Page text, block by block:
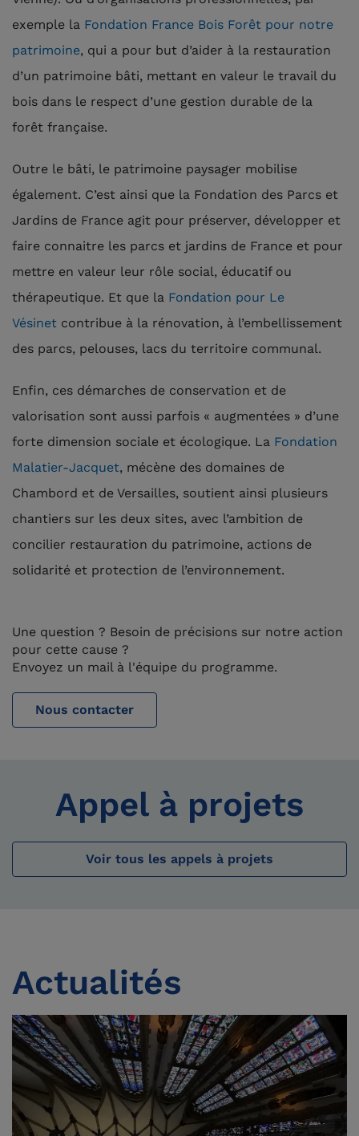
exemple la Fondation France Bois Forêt pour notre
patrimoine, qui a pour but d’aider à la restauration
d’un patrimoine bâti, mettant en valeur le travail du
bois dans le respect d’une gestion durable de la
forêt française.
Outre le bâti, le patrimoine paysager mobilise
également. C’est ainsi que la Fondation des Parcs et
Jardins de France agit pour préserver, développer et
faire connaitre les parcs et jardins de France et pour
mettre en valeur leur rôle social, éducatif ou
thérapeutique. Et que la Fondation pour Le
Vésinet contribue à la rénovation, à l’embellissement
des parcs, pelouses, lacs du territoire communal.
Enfin, ces démarches de conservation et de
valorisation sont aussi parfois « augmentées » d’une
forte dimension sociale et écologique. La Fondation
Malatier-Jacquet, mécène des domaines de
Chambord et de Versailles, soutient ainsi plusieurs
chantiers sur les deux sites, avec l’ambition de
concilier restauration du patrimoine, actions de
solidarité et protection de l’environnement.
Une question ? Besoin de précisions sur notre action
pour cette cause ?
Envoyez un mail à l'équipe du programme.
Nous contacter
Appel à projets
Voir tous les appels à projets
Actualités